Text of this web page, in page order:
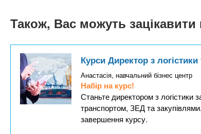
Також, Вас можуть
Курси Директор з
Анастасія, навчальний бізнес центр
Набір на курс!
Станьте директором з логістики
транспортом, ЗЕД та
завершення курсу.